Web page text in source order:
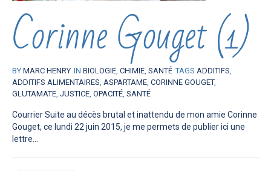
Corinne Gouget (1)
BY MARC HENRY IN BIOLOGIE CHIMIE SANTÉ TAGS ADDITIFS
ADDITIFS ALIMENTAIRES ASPARTAME CORINNE GOUGET,
GLUTAMATE JUSTICE OPACITÉ SANTÉ
Courrier Suite au décès brutal et inattendu de mon amie Corinne
Gouget, ce lundi 22 juin 2015, je me permets de publier ici une
lettre...